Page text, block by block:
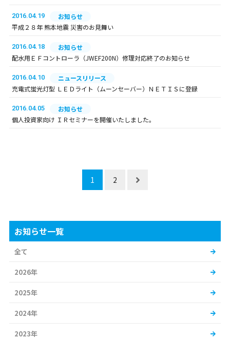
2016.04.19
お知らせ
平成２８年 熊本地震 災害のお見舞い
2016.04.18
お知らせ
配水用ＥＦコントローラ（JWEF200N）修理対応終了のお知らせ
2016.04.10
ニュースリリース
充電式蛍光灯型 ＬＥＤライト（ムーンセーバー）ＮＥＴＩＳに登録
2016.04.05
お知らせ
個人投資家向け ＩＲセミナーを開催いたしました。
1 2
お知らせ一覧
全て
2026年
2025年
2024年
2023年